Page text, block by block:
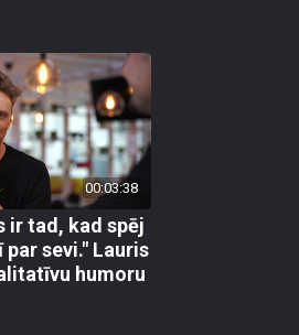
00:03:38
ir tad, kad spēj
sevi." Lauris
humoru